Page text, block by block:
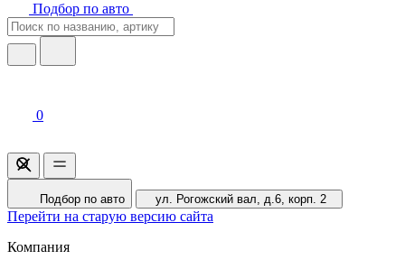
Подбор по авто
0
Подбор по авто ул. Рогожский вал, д.6, корп. 2
Перейти на старую версию сайта
Компания